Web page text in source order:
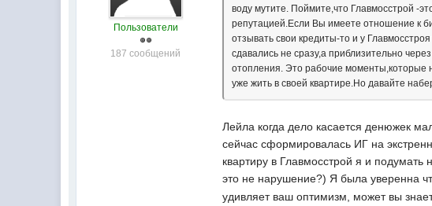
Пользователи
187 сообщений
воду мутите. Поймите,что Главмосстрой -
репутацией.Если Вы имеете отношение к
отзывать свои кредиты-то и у
сдавались не сразу,а приблизительно
отопления. Это рабочие моменты,которые
уже жить в своей квартире.Но давайте
Лейла когда дело касается денюжек
сейчас сформировалась ИГ на
квартиру в Главмосстрой я и
это не нарушение?) Я была уверенна
удивляет ваш оптимизм, может вы